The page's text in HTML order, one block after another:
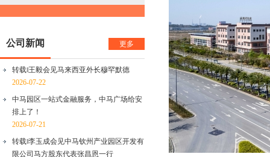
公司新闻 更多
转载‖王毅会见马来西亚外长穆罕默德
2026-07-22
中马园区一站式金融服务，中马广场给安
排上了！
2026-07-21
转载‖李玉成会见中马钦州产业园区开发有
限公司马方股东代表张昌恩一行